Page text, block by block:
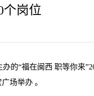
个岗位
“福在闽西 职等你来
场举办 。